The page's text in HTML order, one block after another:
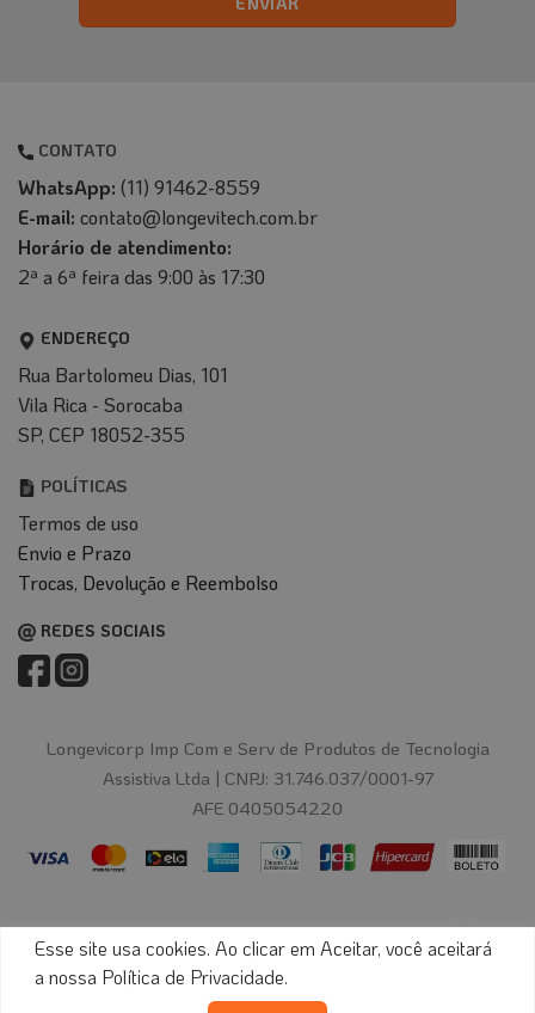
Esse site usa cookies. Ao clicar em Aceitar, você aceitará
a nossa Política de Privacidade.
CONTATO
WhatsApp: (11) 91462-8559
E-mail: contato@longevitech.com.br
Horário de atendimento:
2ª a 6ª feira das 9:00 às 17:30
ENDEREÇO
Rua Bartolomeu Dias, 101
Vila Rica - Sorocaba
SP, CEP 18052-355
POLÍTICAS
Termos de uso
Envio e Prazo
Trocas, Devolução e Reembolso
REDES SOCIAIS
Longevicorp Imp Com e Serv de Produtos de Tecnologia
Assistiva Ltda | CNPJ: 31.746.037/0001-97
AFE 0405054220
© 2024 Longevitech - Todos os direitos reservados.
Desenvolvido por